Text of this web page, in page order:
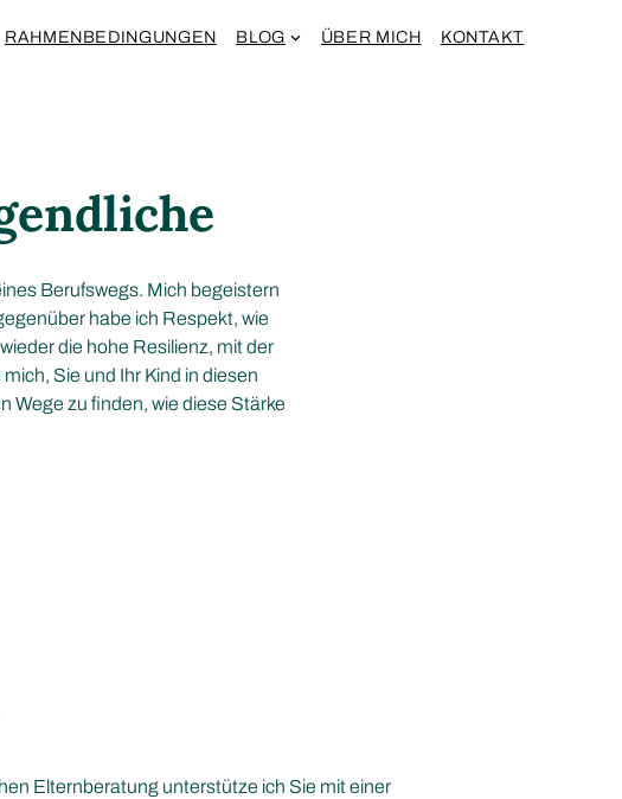
RAHMENBEDINGUNGEN BLOG ÜBER MICH KONTAKT
Berufswegs. Mich begeistern
habe ich Respekt, wie
die hohe Resilienz, mit der
Sie und Ihr Kind in diesen
Wege zu finden, wie diese Stärke
Elternberatung unterstütze ich Sie mit einer